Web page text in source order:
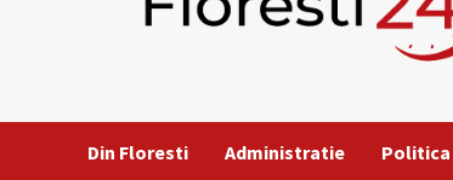
Din Floresti Administratie Politica